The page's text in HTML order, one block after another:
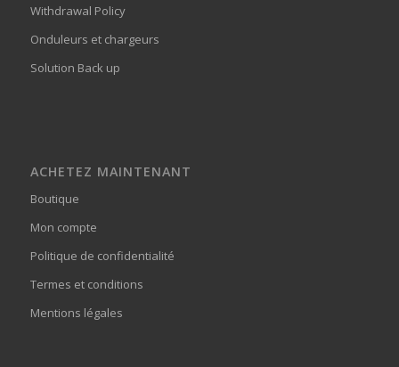
Withdrawal Policy
Onduleurs et chargeurs
Solution Back up
ACHETEZ MAINTENANT
Boutique
Mon compte
Politique de confidentialité
Termes et conditions
Mentions légales